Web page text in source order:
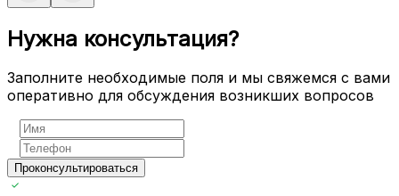
Нужна консультация?
Заполните необходимые поля и мы свяжемся с вами
оперативно для обсуждения возникших вопросов
Проконсультироваться